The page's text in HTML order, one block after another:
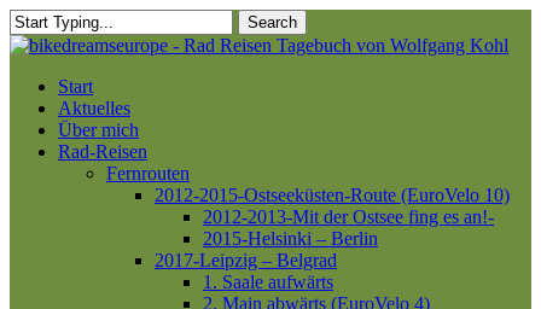
Skip
to
content
Search
Close
Menu
Start
Aktuelles
Über mich
Rad-Reisen
Fernrouten
2012-2015-Ostseeküsten-Route (EuroVelo 10)
2012-2013-Mit der Ostsee fing es an!-
2015-Helsinki – Berlin
2017-Leipzig – Belgrad
1. Saale aufwärts
2. Main abwärts (EuroVelo 4)